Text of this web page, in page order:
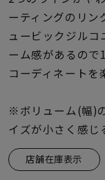
着用シーン
コレクション
レディース
ーティングのリン
ュービックジルコ
ーム感があるので
コーディネートを
※ボリューム(幅)
イズが小さく感じ
店舗在庫表示